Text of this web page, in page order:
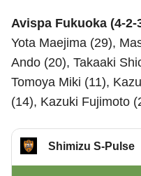
Avispa Fukuoka (4-2-
Yota Maejima (29),
Ando (20), Takaaki
Tomoya Miki (11),
(14), Kazuki Fujimoto
Shimizu S-Pulse